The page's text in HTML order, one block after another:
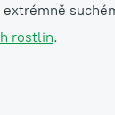
rostlin.